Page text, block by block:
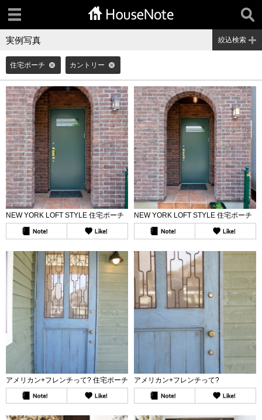
実例写真 絞込検索
住宅ポーチ カントリー
NEW YORK LOFT STYLE 住宅ポーチ NEW YORK LOFT STYLE 住宅ポーチ
アメリカン+フレンチって? 住宅ポーチ アメリカン+フレンチって?